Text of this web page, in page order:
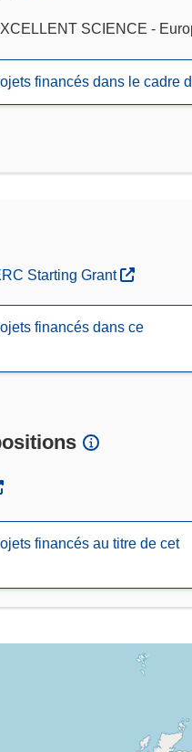
SCIENCE -
financés dans le cadre
Starting Grant
financés dans ce
fenêtre)
financés au titre de cet